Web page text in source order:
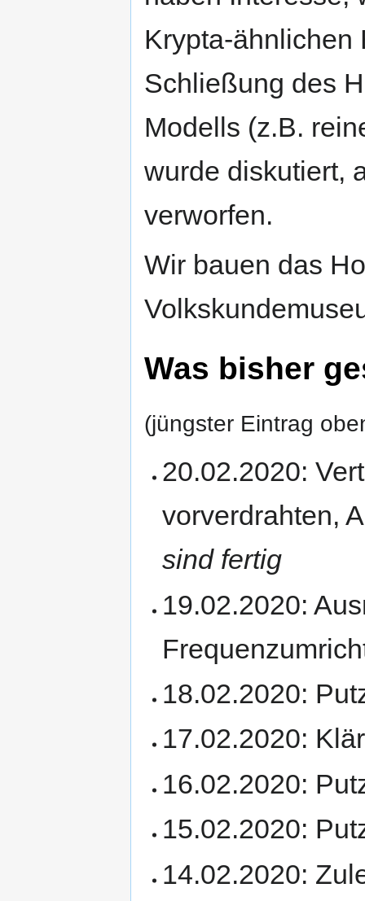
Krypta-ähnlichen
Schließung des
Modells (z.B.
wurde diskutiert,
verworfen.
Wir bauen das
Was bisher
(jüngster Eintrag
20.02.2020:
vorverdrahten,
sind fertig
19.02.2020:
18.02.2020:
17.02.2020:
16.02.2020:
15.02.2020:
14.02.2020: